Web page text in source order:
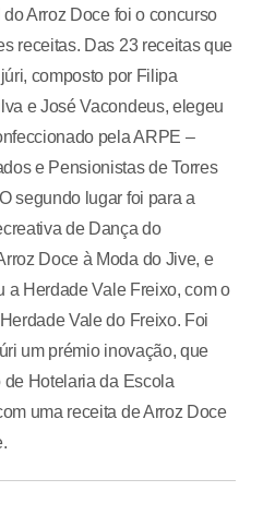
Arroz Doce foi o concurso
receitas. Das 23 receitas que
composto por Filipa
e José Vacondeus, elegeu
pela ARPE –
e Pensionistas de Torres
segundo lugar foi para a
de Dança do
Doce à Moda do Jive, e
a Herdade Vale Freixo, com o
Vale do Freixo. Foi
um prémio inovação, que
Hotelaria da Escola
uma receita de Arroz Doce